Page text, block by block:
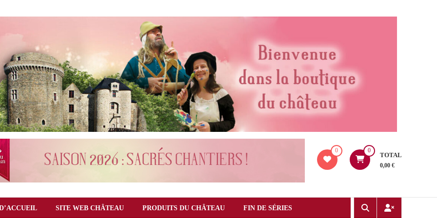
0 0
TOTAL
0,00 €
SITE WEB CHÂTEAU PRODUITS DU CHÂTEAU FIN DE SÉRIES